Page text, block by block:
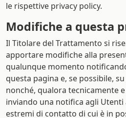
le rispettive privacy policy.
Modifiche a questa
Il Titolare del Trattamento si
apportare modifiche alla
qualunque momento
questa pagina e, se possibile,
nonché, qualora tecnicamente
inviando una notifica agli
estremi di contatto di cui è in